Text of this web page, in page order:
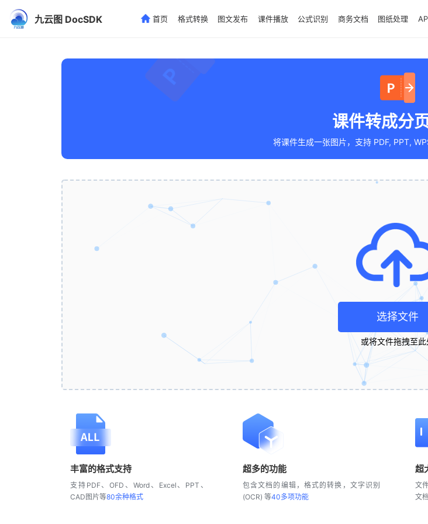
九云图 DocSDK 首页 格式转换 图文发布 课件播放 公式识别 商务文档 图纸处理
课件转成分
将课件生成一张图片，支持 PDF, PPT,
选择文件
或将文件拖拽至此
丰富的格式支持
支持PDF、OFD、Word、Excel、PPT、
CAD图片等80余种格式
超多的功能
包含文档的编辑，格式的转换，文字识别
(OCR) 等40多项功能
超
文
文